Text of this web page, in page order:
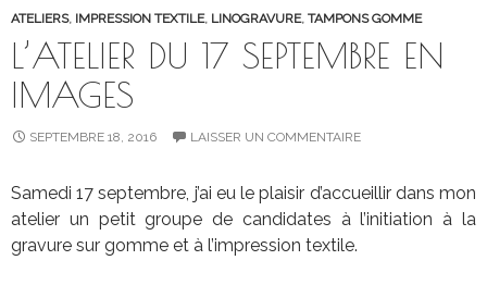
ATELIERS, IMPRESSION TEXTILE, LINOGRAVURE, TAMPONS GOMME
L’ATELIER DU 17 SEPTEMBRE EN
IMAGES
SEPTEMBRE 18, 2016 LAISSER UN COMMENTAIRE
Samedi 17 septembre, j’ai eu le plaisir d’accueillir dans mon
atelier un petit groupe de candidates à l’initiation à la
gravure sur gomme et à l’impression textile.